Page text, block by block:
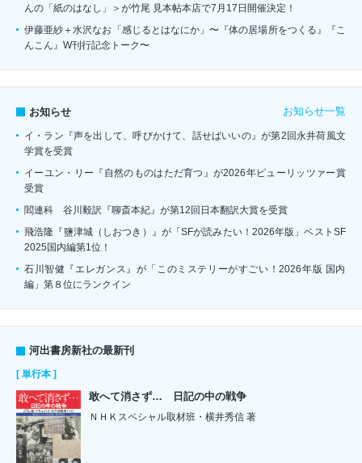
んの「紙のはなし」＞が竹尾 見本帖本店で7月17日開催決定！
伊藤亜紗＋水沢なお「感じるとはなにか」〜『体の居場所をつくる』『こ
んこん』W刊行記念トーク〜
お知らせ お知らせ一覧
イ・ラン『声を出して、呼びかけて、話せばいいの』が第2回永井荷風文
学賞を受賞
イーユン・リー『自然のものはただ育つ』が2026年ピューリッツァー賞
受賞
閻連科 谷川毅訳『聊斎本紀』が第12回日本翻訳大賞を受賞
飛浩隆『鹽津城（しおつき）』が「SFが読みたい！2026年版」ベストSF
2025国内編第1位！
石川智健『エレガンス』が「このミステリーがすごい！2026年版 国内
編」第８位にランクイン
河出書房新社の最新刊
[ 単行本 ]
敢へて消さず… 日記の中の戦争
ＮＨＫスペシャル取材班・横井秀信 著